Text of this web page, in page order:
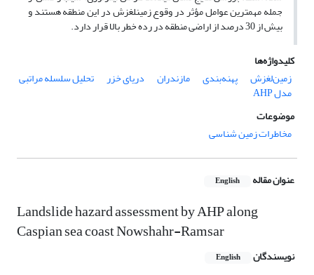
جمله مهم­ترین عوامل مؤثر در وقوع زمین­لغزش در این منطقه هستند و
بیش از 30 درصد از اراضی منطقه در رده خطر بالا قرار دارد.
کلیدواژه‌ها
زمین‌لغزش
پهنه‌بندی مازندران دریای خزر تحلیل سلسله مراتبی
مدل AHP
موضوعات
مخاطرات زمین شناسی
عنوان مقاله English
Landslide hazard assessment by AHP along
Caspian sea coast Nowshahr-Ramsar
نویسندگان English